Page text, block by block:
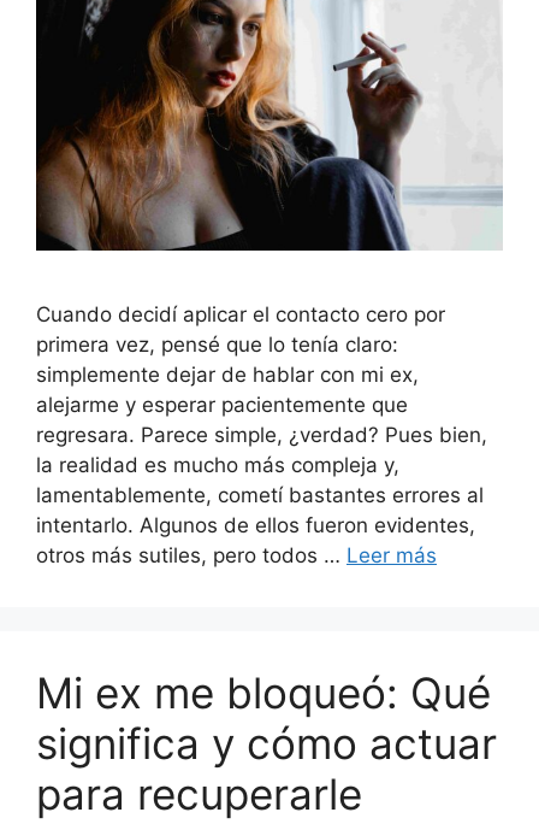
Cuando decidí aplicar el contacto cero por
primera vez, pensé que lo tenía claro:
simplemente dejar de hablar con mi ex,
alejarme y esperar pacientemente que
regresara. Parece simple, ¿verdad? Pues bien,
la realidad es mucho más compleja y,
lamentablemente, cometí bastantes errores al
intentarlo. Algunos de ellos fueron evidentes,
otros más sutiles, pero todos … Leer más
Mi ex me bloqueó: Qué
significa y cómo actuar
para recuperarle